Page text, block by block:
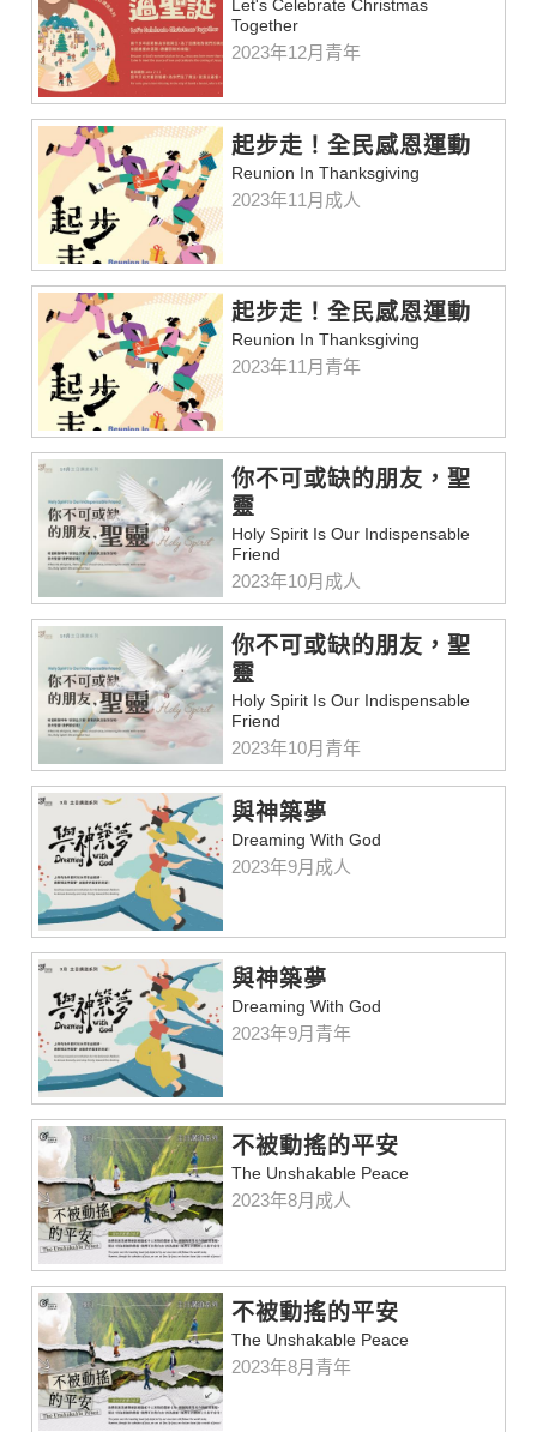
Let's Celebrate Christmas
Together
2023年12月青年
起步走！全民感恩運動
Reunion In Thanksgiving
2023年11月成人
起步走！全民感恩運動
Reunion In Thanksgiving
2023年11月青年
你不可或缺的朋友，聖
靈
Holy Spirit Is Our Indispensable
Friend
2023年10月成人
你不可或缺的朋友，聖
靈
Holy Spirit Is Our Indispensable
Friend
2023年10月青年
與神築夢
Dreaming With God
2023年9月成人
與神築夢
Dreaming With God
2023年9月青年
不被動搖的平安
The Unshakable Peace
2023年8月成人
不被動搖的平安
The Unshakable Peace
2023年8月青年